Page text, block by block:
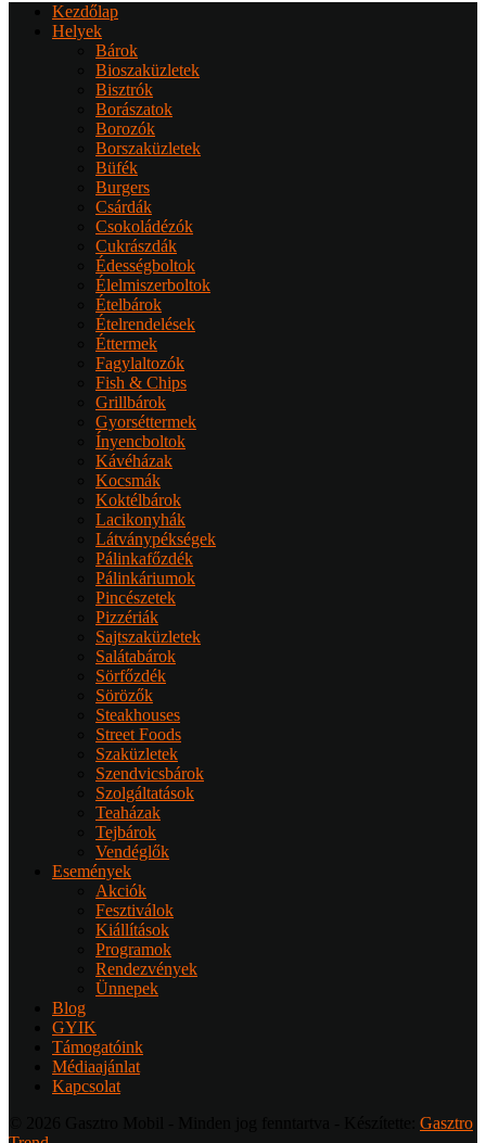
Kezdőlap
Helyek
Bárok
Bioszaküzletek
Bisztrók
Borászatok
Borozók
Borszaküzletek
Büfék
Burgers
Csárdák
Csokoládézók
Cukrászdák
Édességboltok
Élelmiszerboltok
Ételbárok
Ételrendelések
Éttermek
Fagylaltozók
Fish & Chips
Grillbárok
Gyorséttermek
Ínyencboltok
Kávéházak
Kocsmák
Koktélbárok
Lacikonyhák
Látványpékségek
Pálinkafőzdék
Pálinkáriumok
Pincészetek
Pizzériák
Sajtszaküzletek
Salátabárok
Sörfőzdék
Sörözők
Steakhouses
Street Foods
Szaküzletek
Szendvicsbárok
Szolgáltatások
Teaházak
Tejbárok
Vendéglők
Események
Akciók
Fesztiválok
Kiállítások
Programok
Rendezvények
Ünnepek
Blog
GYIK
Támogatóink
Médiaajánlat
Kapcsolat
Gasztro